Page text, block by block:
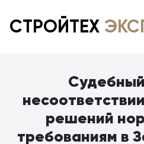
СТРОЙТЕХ
решений
требованиям в